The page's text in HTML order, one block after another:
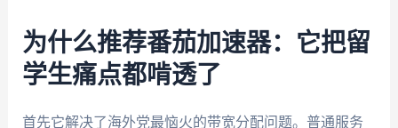
为什么推荐番茄加速器：它把留
学生痛点都啃透了
首先它解决了海外党最恼火的带宽分配问题。普通服务